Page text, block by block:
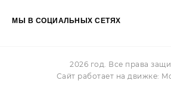
МЫ В СОЦИАЛЬНЫХ СЕТЯХ
2026 год. Все права
Сайт работает на движке: